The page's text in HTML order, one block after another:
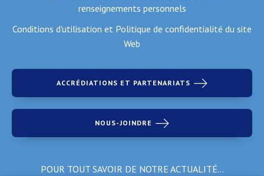
renseignements personnels
Conditions d'utilisation et Politique de confidentialité du site
Web
ACCRÉDIATIONS ET PARTENARIATS
NOUS-JOINDRE
POUR TOUT SAVOIR DE NOTRE ACTUALITÉ…